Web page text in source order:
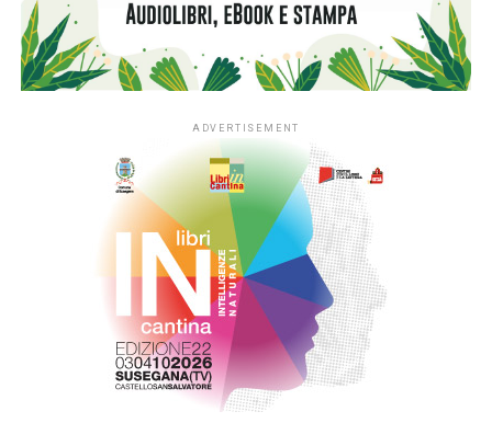
nelle province di Novara e Verbano-Cusio-Ossola,
territorio di riferimento della Fondazione. In quattro anni la
sperimentazione ha coinvolto fino a 350 asili nido situati
nei contesti più fragili di queste aree, contribuendo ad
libri nella quotidianità educativa. L’estensione del progetto
si inserisce nella cornice della sfida di mandato Anita –
L’infanzia prima di Fondazione Cariplo, che sostiene il
benessere dei bambini e delle bambine tra 0 e 6 anni, con
particolare attenzione alle situazioni di povertà e fragilità
sociale ed economica, promuovendo percorsi di crescita
individuale e lo sviluppo delle comunità educanti.
«L’estensione di #ioleggoperché a tutti gli asili nido